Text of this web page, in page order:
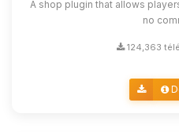
A shop plugin that allows
no
124,363